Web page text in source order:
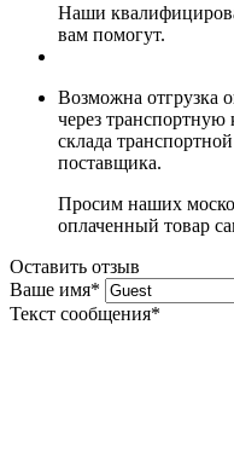
Наши
вам помогут.
Возможна отгрузка
через
склада
поставщика.
Просим наших
оплаченный товар
Оставить отзыв
Ваше имя*
Текст сообщения*